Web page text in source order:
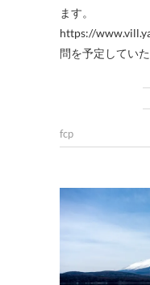
ます。
https://
問を予定してい
fcp